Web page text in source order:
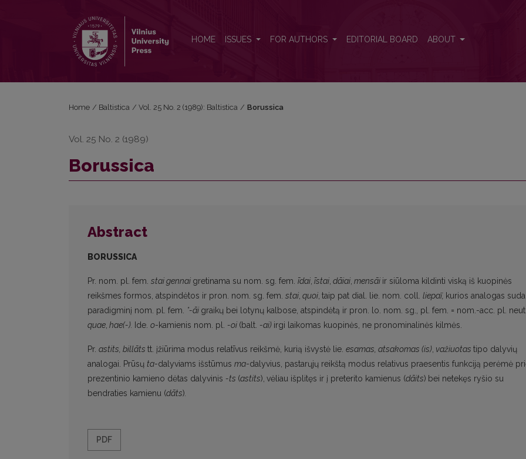
HOME ISSUES FOR AUTHORS EDITORIAL BOARD ABOUT
Home / Baltistica / Vol. 25 No. 2 (1989): Baltistica / Borussica
Vol. 25 No. 2 (1989)
Borussica
Abstract
BORUSSICA
Pr. nom. pl. fem. stai gennai gretinama su nom. sg. fem. īdai, īstai, dāiai, mensāi ir siūloma kil­dinti viską iš kuopinės
reikšmes formos, atspindėtos ir pron. nom. sg. fem. stai, quoi, taip pat dial. lie. nom. coll. liepaĩ, kurios analogas
paradigminį nom. pl. fem. *-āi graikų bei lotynų kal­bose, atspindėtą ir pron. lo. nom. sg., pl. fem. = nom.-acc. pl.
quae, hae(-). Ide. o-kamienis nom. pl. -oi (balt. -ai) irgi laikomas kuopinės, ne pronominalinės kilmės.
Pr. astits, billāts tt. įžiūrima modus relatīvus reikšmė, kurią išvystė lie. esamas, atsakomas (is), važiuotas tipo dalyvių
analogai. Prūsų ta-dalyviams išstūmus ma-dalyvius, pastarųjų reikštą modus relativus praesentis funkciją perėmė
prezentinio kamieno dėtas dalyvinis -ts (astits), vėliau išplitęs ir į preterito kamienus (dāits) bei netekęs ryšio su
bendraties kamienu (dāts).
PDF